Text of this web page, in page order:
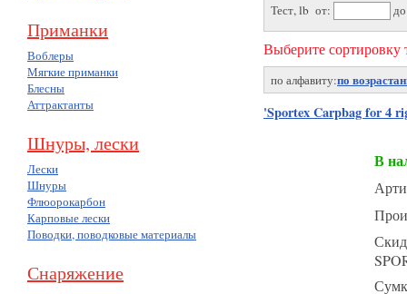
Приманки
Воблеры
Мягкие приманки
Блесны
Аттрактанты
Шнуры, лески
Лески
Шнуры
Флюорокарбон
Карповые лески
Поводки, поводковые материалы
Снаряжение
Тест, lb от:
Выберите сортировку
по алфавиту:по
'Sportex Carpbag for 4
В